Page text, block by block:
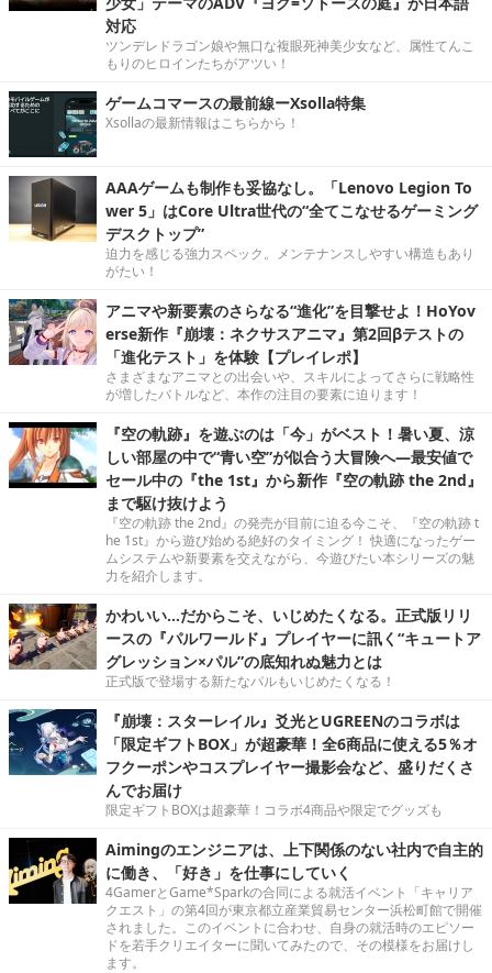
対応
ツンデレドラゴン娘や無口な複眼死神美少女など、属性てんこ
もりのヒロインたちがアツい！
ゲームコマースの最前線ーXsolla特集
Xsollaの最新情報はこちらから！
AAAゲームも制作も妥協なし。「Lenovo Legion To
wer 5」はCore Ultra世代の“全てこなせるゲーミング
デスクトップ”
迫力を感じる強力スペック。メンテナンスしやすい構造もあり
がたい！
アニマや新要素のさらなる“進化”を目撃せよ！HoYov
erse新作『崩壊：ネクサスアニマ』第2回βテストの
「進化テスト」を体験【プレイレポ】
さまざまなアニマとの出会いや、スキルによってさらに戦略性
が増したバトルなど、本作の注目の要素に迫ります！
『空の軌跡』を遊ぶのは「今」がベスト！暑い夏、涼
しい部屋の中で“青い空”が似合う大冒険へ―最安値で
セール中の『the 1st』から新作『空の軌跡 the 2nd』
まで駆け抜けよう
『空の軌跡 the 2nd』の発売が目前に迫る今こそ、『空の軌跡 t
he 1st』から遊び始める絶好のタイミング！ 快適になったゲー
ムシステムや新要素を交えながら、今遊びたい本シリーズの魅
力を紹介します。
かわいい…だからこそ、いじめたくなる。正式版リリ
ースの『パルワールド』プレイヤーに訊く“キュートア
グレッション×パル”の底知れぬ魅力とは
正式版で登場する新たなパルもいじめたくなる！
『崩壊：スターレイル』爻光とUGREENのコラボは
「限定ギフトBOX」が超豪華！全6商品に使える5％オ
フクーポンやコスプレイヤー撮影会など、盛りだくさ
んでお届け
限定ギフトBOXは超豪華！コラボ4商品や限定でグッズも
Aimingのエンジニアは、上下関係のない社内で自主的
に働き、「好き」を仕事にしていく
4GamerとGame*Sparkの合同による就活イベント「キャリア
クエスト」の第4回が東京都立産業貿易センター浜松町館で開催
されました。このイベントに合わせ、自身の就活時のエピソー
ドを若手クリエイターに聞いてみたので、その模様をお届けし
ます。